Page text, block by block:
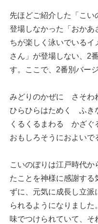
先ほどご紹介した「こ
登場しなかった「おかあ
ちが楽しく泳いでいるイ
さん」が登場しない、2
す。ここで、2番別バー
みどりのかぜに さそわ
ひらひらはためく ふき
くるくるまわる かざぐ
おもしろそうにおよいで
こいのぼりは江戸時代
たことを神様に感謝する
ずに、元気に成長し立派
られるようになりまし
味でつけられていて、そ